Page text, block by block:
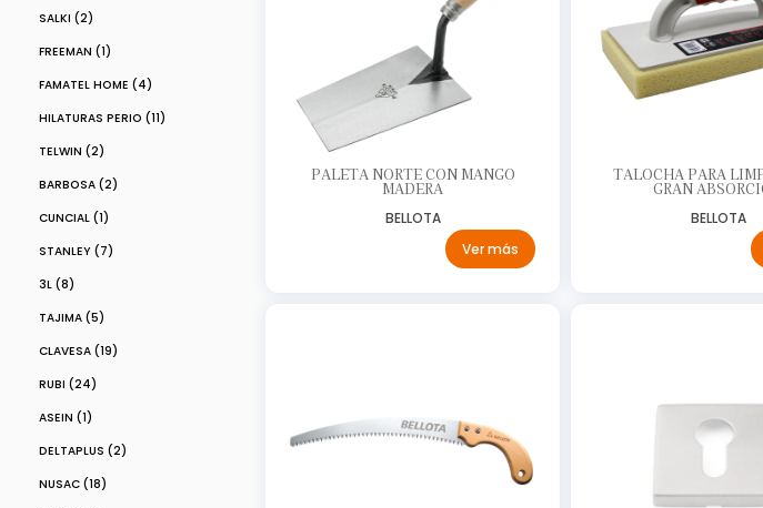
SALKI (2)
FREEMAN (1)
FAMATEL HOME (4)
HILATURAS PERIO (11)
TELWIN (2)
BARBOSA (2)
CUNCIAL (1)
STANLEY (7)
3L (8)
TAJIMA (5)
CLAVESA (19)
RUBI (24)
ASEIN (1)
DELTAPLUS (2)
NUSAC (18)
PALETA NORTE CON MANGO
MADERA
BELLOTA
Ver más
TALOCHA PARA
GRAN
BELLOTA